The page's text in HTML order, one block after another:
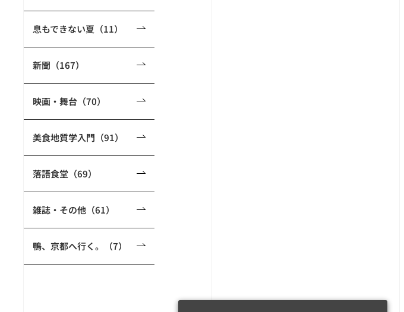
息もできない夏（11）
新聞（167）
映画・舞台（70）
美食地質学入門（91）
落語食堂（69）
雑誌・その他（61）
鴨、京都へ行く。（7）